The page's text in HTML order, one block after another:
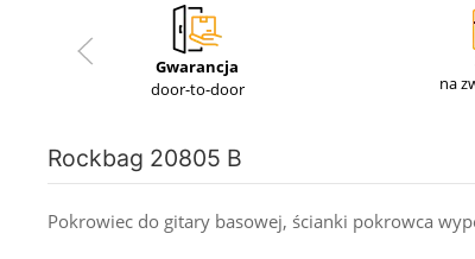
Gwarancja
door-to-door
na
Rockbag 20805 B
Pokrowiec do gitary basowej, ścianki pokrowca